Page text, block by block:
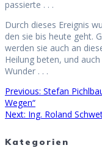
passierte . . .
Durch dieses Ereignis
den sie bis heute geht.
werden sie auch an
Heilung beten, und
Wunder . . .
Previous: Previous
Stefan
Wegen“
Next: Next
Ing. Roland
Kategorien